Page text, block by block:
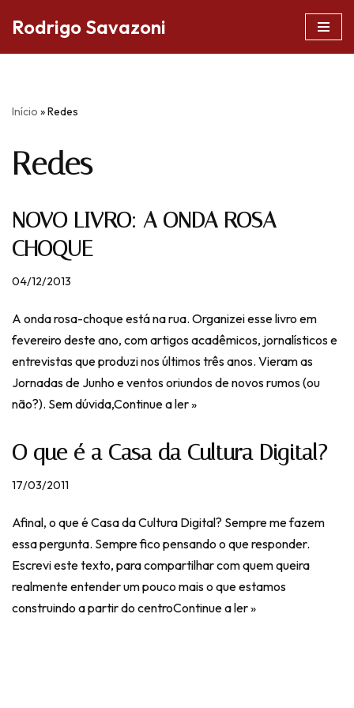
conteúdo
Rodrigo Savazoni
Início »Redes
Redes
NOVO LIVRO: A ONDA ROSA-
CHOQUE
04/12/2013
A onda rosa-choque está na rua. Organizei esse livro em
fevereiro deste ano, com artigos acadêmicos, jornalísticos e
entrevistas que produzi nos últimos três anos. Vieram as
Jornadas de Junho e ventos oriundos de novos rumos (ou
não?). Sem dúvida,Continue a ler »
O que é a Casa da Cultura Digital?
17/03/2011
Afinal, o que é Casa da Cultura Digital? Sempre me fazem
essa pergunta. Sempre fico pensando o que responder.
Escrevi este texto, para compartilhar com quem queira
realmente entender um pouco mais o que estamos
construindo a partir do centroContinue a ler »